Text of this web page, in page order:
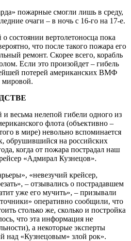
пожарные смогли лишь в среду,
очаги – в ночь с 16-го на 17-е.
состоянии вертолетоносца пока
что после такого пожара его
ремонт. Скорее всего, корабль
Если это произойдет – гибель
потерей американских ВМФ
мировой.
весьма нелепой гибели одного из
флота (объективно –
в мире) невольно вспоминается
обрушившийся на российских
когда от пожара пострадал наш
«Адмирал Кузнецов».
«невезучий крейсер,
– отзывались о пострадавшем
уже его мучить», – призывали
оперативно сообщили, что
столько же, сколько и постройка
что эта информация не
а некоторые эксперты
над «Кузнецовым» злой рок».